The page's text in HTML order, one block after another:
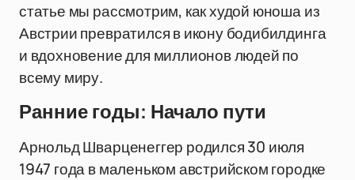
статье мы рассмотрим, как худой юноша из
Австрии превратился в икону бодибилдинга
и вдохновение для миллионов людей по
всему миру.
Ранние годы: Начало пути
Арнольд Шварценеггер родился 30 июля
1947 года в маленьком австрийском городке